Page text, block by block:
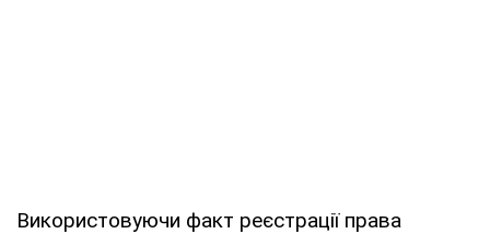
Використовуючи факт реєстрації права